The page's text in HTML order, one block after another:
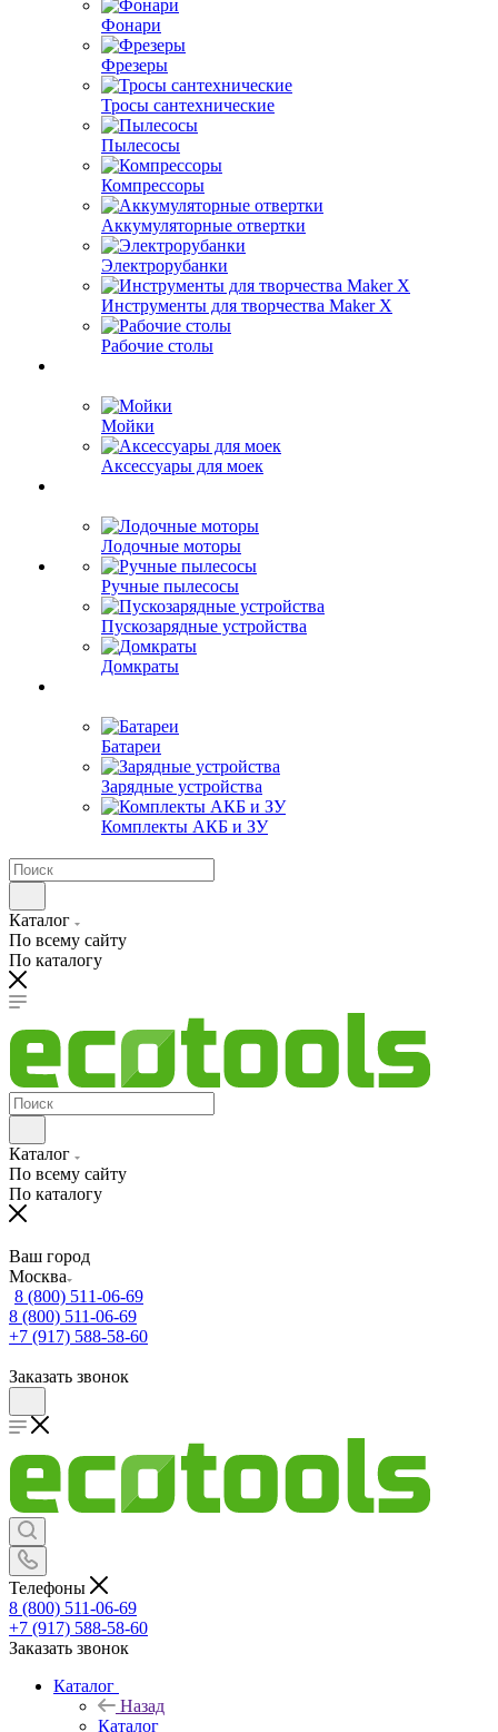
Фонари
Фрезеры
Тросы сантехнические
Пылесосы
Компрессоры
Аккумуляторные отвертки
Электрорубанки
Инструменты для творчества Maker X
Рабочие столы
Мойки
Аксессуары для моек
Лодочные моторы
Ручные пылесосы
Пускозарядные устройства
Домкраты
Батареи
Зарядные устройства
Комплекты АКБ и ЗУ
Каталог
По всему сайту
По каталогу
Каталог
По всему сайту
По каталогу
Ваш город
Москва
8 (800) 511-06-69
8 (800) 511-06-69
+7 (917) 588-58-60
Заказать звонок
Телефоны
8 (800) 511-06-69
+7 (917) 588-58-60
Заказать звонок
Каталог
Назад
Каталог